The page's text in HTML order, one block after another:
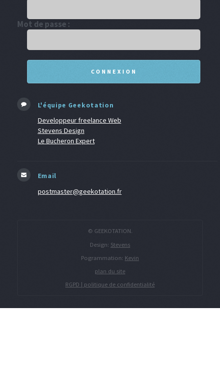
Mot de passe :
L'équipe Geekotation
Developpeur freelance Web
Stevens Design
Le Bucheron Expert
Email
postmaster@geekotation.fr
© GEEKOTATION.
Design: Stevens
Pogrammation: Kevin
plan du site
RGPD | politique de confidentialité